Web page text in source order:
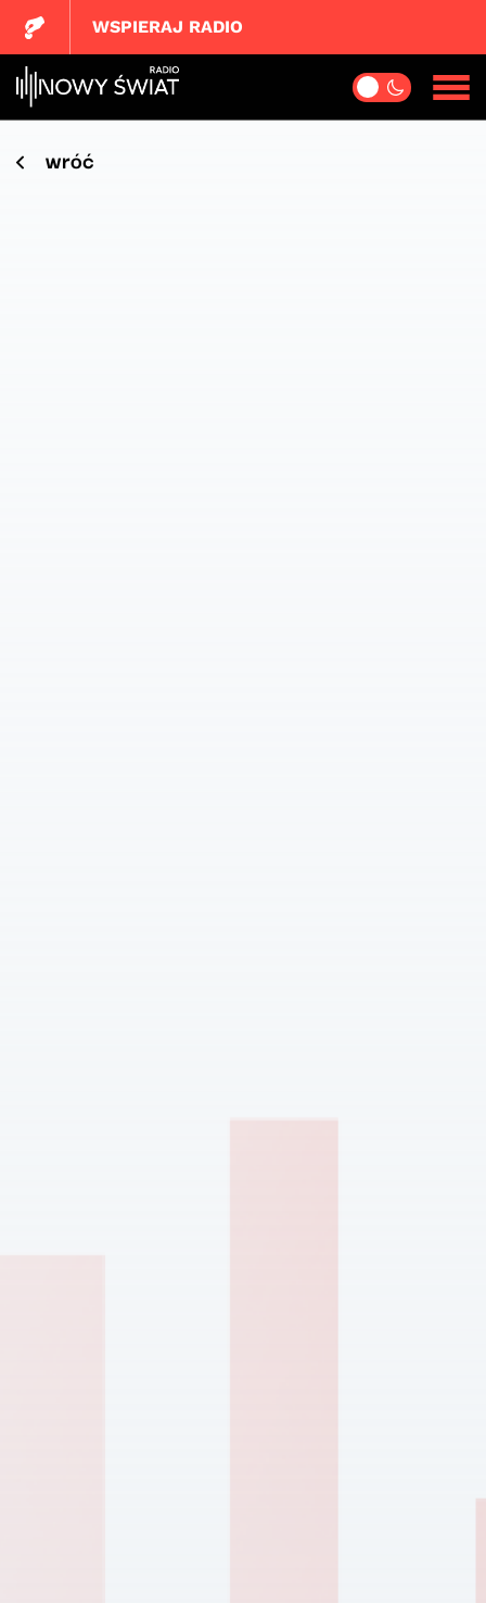
WSPIERAJ RADIO
wróć